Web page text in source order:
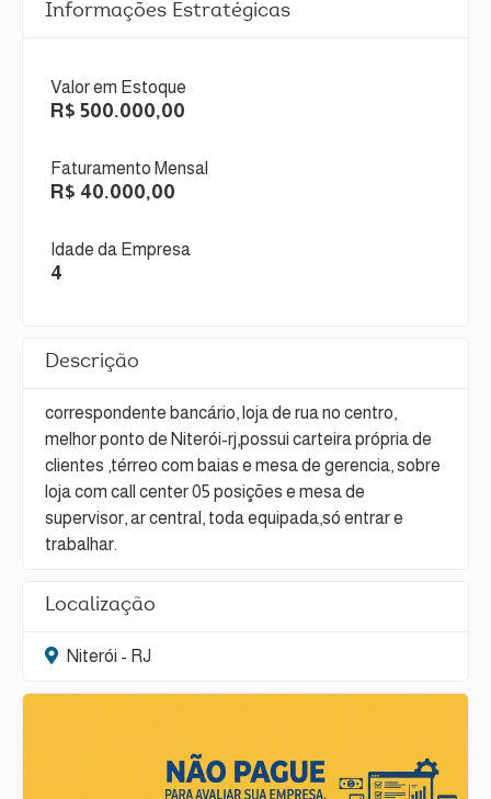
Informações Estratégicas
Valor em Estoque
R$ 500.000,00
Faturamento Mensal
R$ 40.000,00
Idade da Empresa
4
Descrição
correspondente bancário, loja de rua no centro,
melhor ponto de Niterói-rj,possui carteira própria de
clientes ,térreo com baias e mesa de gerencia, sobre
loja com call center 05 posições e mesa de
supervisor, ar central, toda equipada,só entrar e
trabalhar.
Localização
Niterói - RJ